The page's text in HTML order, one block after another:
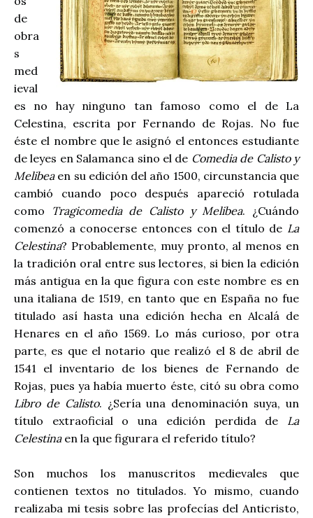
de
obra
s
med
ieval
es no hay ninguno tan famoso como el de La
Celestina, escrita por Fernando de Rojas. No fue
éste el nombre que le asignó el entonces estudiante
de leyes en Salamanca sino el de Comedia de Calisto y
Melibeaen su edición del año 1500, circunstancia que
cambió cuando poco después apareció rotulada
como
Tragicomedia de Calisto y Melibea. ¿Cuándo
comenzó a conocerse entonces con el título de La
Celestina? Probablemente, muy pronto, al menos en
la tradición oral entre sus lectores, si bien la edición
más antigua en la que figura con este nombre es en
una italiana de 1519, en tanto que en España no fue
titulado así hasta una edición hecha en Alcalá de
Henares en el año 1569. Lo más curioso, por otra
parte, es que el notario que realizó el 8 de abril de
1541 el inventario de los bienes de Fernando de
Rojas, pues ya había muerto éste, citó su obra como
Libro de Calisto. ¿Sería una denominación suya, un
título extraoficial o una edición perdida de La
Celestinaen la que figurara el referido título?
Son muchos los manuscritos medievales que
contienen textos no titulados. Yo mismo, cuando
realizaba mi tesis sobre las profecías del Anticristo,